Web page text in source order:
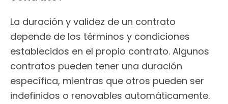
La duración y validez de un contrato
depende de los términos y condiciones
establecidos en el propio contrato. Algunos
contratos pueden tener una duración
específica, mientras que otros pueden ser
indefinidos o renovables automáticamente.